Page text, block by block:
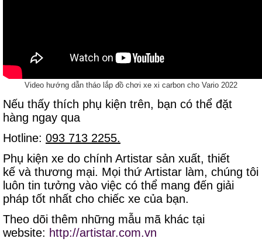
Video hướng dẫn tháo lắp đồ chơi xe xi carbon cho Vario 2022
Nếu thấy thích phụ kiện trên, bạn có thể đặt
hàng ngay qua
Hotline: 093 713 2255.
Phụ kiện xe do chính Artistar sản xuất, thiết
kế và thương mại. Mọi thứ Artistar làm, chúng tôi
luôn tin tưởng vào việc có thể mang đến giải
pháp tốt nhất cho chiếc xe của bạn.
Theo dõi thêm những mẫu mã khác tại
website: http://artistar.com.vn